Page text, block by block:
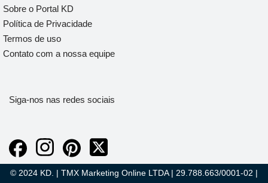
Sobre o Portal KD
Política de Privacidade
Termos de uso
Contato com a nossa equipe
Siga-nos nas redes sociais
© 2024 KD. | TMX Marketing Online LTDA | 29.788.663/0001-02 |